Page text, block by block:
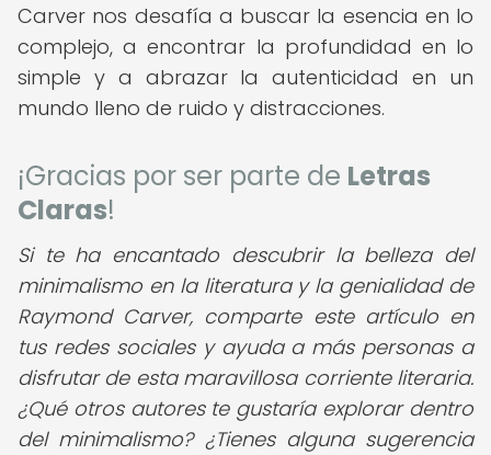
Carver nos desafía a buscar la esencia en lo
complejo, a encontrar la profundidad en lo
simple y a abrazar la autenticidad en un
mundo lleno de ruido y distracciones.
¡Gracias por ser parte de Letras
Claras!
Si te ha encantado descubrir la belleza del
minimalismo en la literatura y la genialidad de
Raymond Carver, comparte este artículo en
tus redes sociales y ayuda a más personas a
disfrutar de esta maravillosa corriente literaria.
¿Qué otros autores te gustaría explorar dentro
del minimalismo? ¿Tienes alguna sugerencia